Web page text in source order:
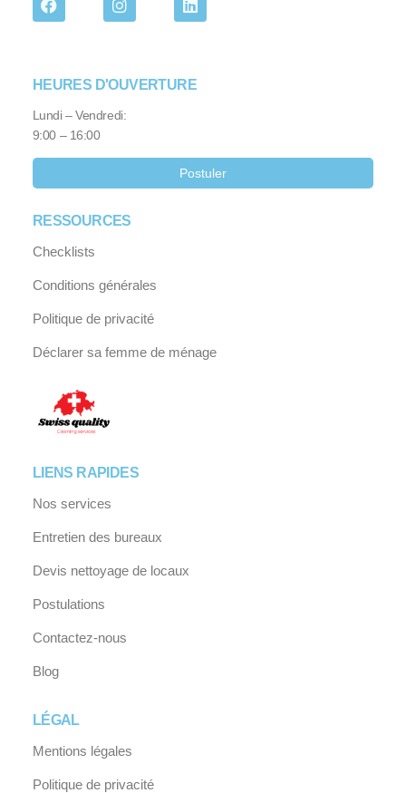
HEURES D'OUVERTURE
Lundi – Vendredi:
9:00 – 16:00
Postuler
RESSOURCES
Checklists
Conditions générales
Politique de privacité
Déclarer sa femme de ménage
LIENS RAPIDES
Nos services
Entretien des bureaux
Devis nettoyage de locaux
Postulations
Contactez-nous
Blog
LÉGAL
Mentions légales
Politique de privacité